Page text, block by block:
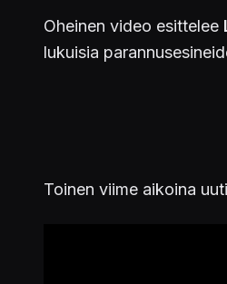
Oheinen video esittelee
lukuisia
Toinen viime aikoina